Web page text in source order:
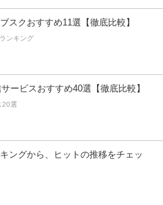
スクおすすめ11選【徹底比較】
ンキング
ービスおすすめ40選【徹底比較】
20選
ングから、ヒットの推移をチェッ